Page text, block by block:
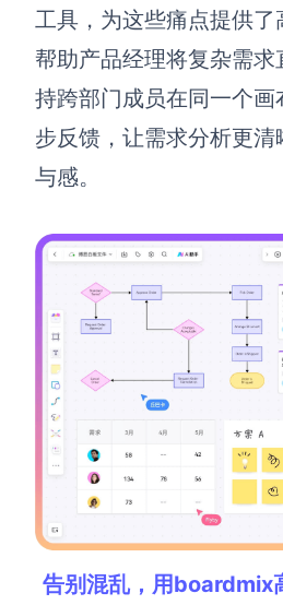
下载
解决方案
高效协作
团队协作提效
素材整理
在线白板
敏捷实践
思维和灵
流程整理
路线图
UML图
工具，为这些痛点提供了
帮助产品经理将复杂需
持跨部门成员在同一个画
步反馈，让需求分析更
与感。
告别混乱，用boardmix